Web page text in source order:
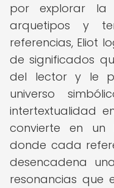
por explorar la
arquetipos y
referencias, Eliot
de significados
del lector y le
universo
intertextualidad
convierte en un
donde cada
desencadena
resonancias que